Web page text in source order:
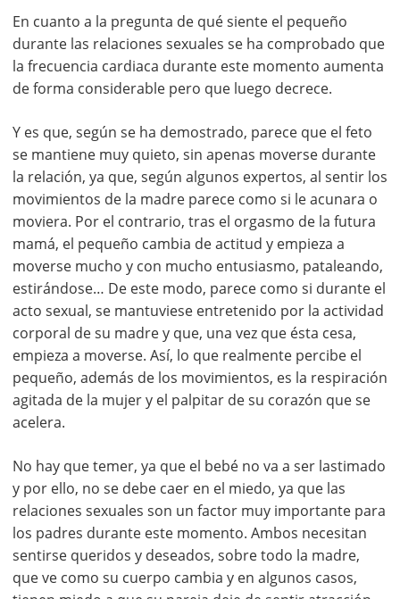
En cuanto a la pregunta de qué siente el pequeño
durante las relaciones sexuales se ha comprobado que
la frecuencia cardiaca durante este momento aumenta
de forma considerable pero que luego decrece.
Y es que, según se ha demostrado, parece que el feto
se mantiene muy quieto, sin apenas moverse durante
la relación, ya que, según algunos expertos, al sentir los
movimientos de la madre parece como si le acunara o
moviera. Por el contrario, tras el orgasmo de la futura
mamá, el pequeño cambia de actitud y empieza a
moverse mucho y con mucho entusiasmo, pataleando,
estirándose… De este modo, parece como si durante el
acto sexual, se mantuviese entretenido por la actividad
corporal de su madre y que, una vez que ésta cesa,
empieza a moverse. Así, lo que realmente percibe el
pequeño, además de los movimientos, es la respiración
agitada de la mujer y el palpitar de su corazón que se
acelera.
No hay que temer, ya que el bebé no va a ser lastimado
y por ello, no se debe caer en el miedo, ya que las
relaciones sexuales son un factor muy importante para
los padres durante este momento. Ambos necesitan
sentirse queridos y deseados, sobre todo la madre,
que ve como su cuerpo cambia y en algunos casos,